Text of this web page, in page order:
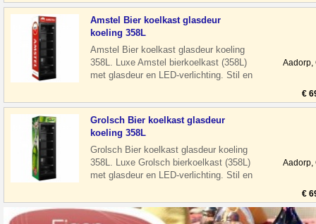
Amstel Bier koelkast glasdeur
koeling 358L
Amstel Bier koelkast glasdeur koeling
358L. Luxe Amstel bierkoelkast (358L)
met glasdeur en LED-verlichting. Stil en
Aadorp,
€
Grolsch Bier koelkast glasdeur
koeling 358L
Grolsch Bier koelkast glasdeur koeling
358L. Luxe Grolsch bierkoelkast (358L)
met glasdeur en LED-verlichting. Stil en
Aadorp,
€